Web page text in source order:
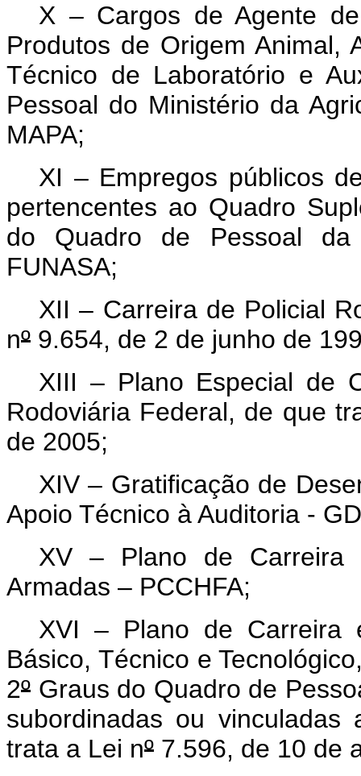
X – Cargos de Agente
Produtos de Origem Animal,
Técnico de Laboratório e
Pessoal do Ministério da
MAPA;
XI – Empregos públicos
pertencentes ao Quadro
do Quadro de Pessoal
FUNASA;
XII – Carreira de Policial
nº 9.654, de 2 de junho de
XIII – Plano Especial de
Rodoviária Federal, de que
de 2005;
XIV – Gratificação de
Apoio Técnico à Auditoria -
XV – Plano de Carreira
Armadas – PCCHFA;
XVI – Plano de Carreira
Básico, Técnico e
2º Graus do Quadro de
subordinadas ou
trata a Lei nº 7.596, de 10 de